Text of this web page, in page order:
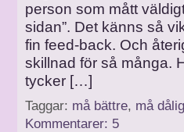
person som mått
sidan”. Det känns så
fin feed-back. Och
skillnad för så många.
tycker […]
Taggar: må bättre, må
Kommentarer: 5